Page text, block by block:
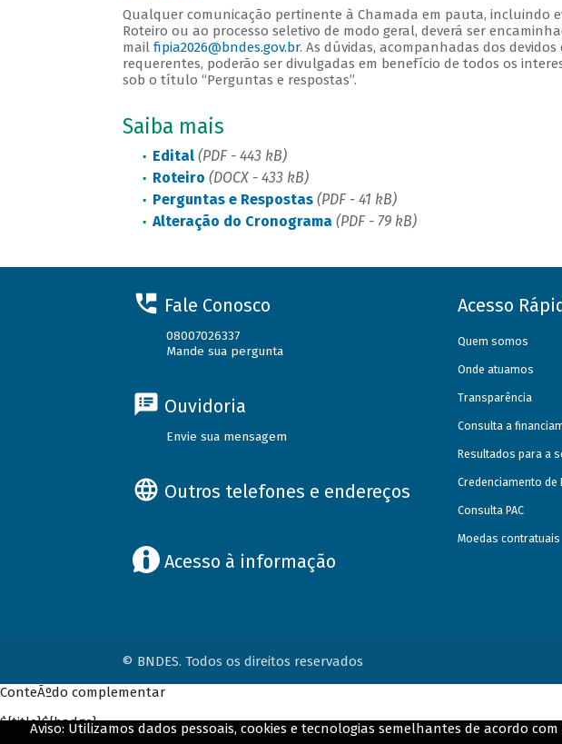
Qualquer comunicação pertinente à Chamada em pauta, incluindo
Roteiro ou ao processo seletivo de modo geral, deverá ser
mail fipia2026@bndes.gov.br. As dúvidas, acompanhadas dos
requerentes, poderão ser divulgadas em benefício de todos os
sob o título “Perguntas e respostas”.
Saiba mais
Edital (PDF - 443 kB)
Roteiro (DOCX - 433 kB)
Perguntas e Respostas (PDF - 41 kB)
Alteração do Cronograma (PDF - 79 kB)
Fale Conosco
08007026337
Mande sua pergunta
Ouvidoria
Envie sua mensagem
Outros telefones e endereços
Acesso à informação
Acesso
Quem somos
Onde atuamos
Transparência
Consulta a
Resultados para a
Credenciamento de
Consulta PAC
Moedas contratuais
© BNDES. Todos os direitos reservados
Aviso: Utilizamos dados pessoais, cookies e tecnologias semelhantes de acordo com
ConteÃºdo complementar
${title}${badge}